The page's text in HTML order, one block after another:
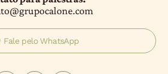
Fale pelo WhatsApp